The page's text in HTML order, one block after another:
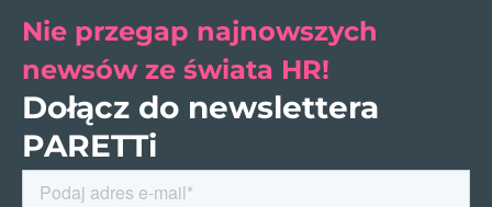
Nie przegap najnowszych
newsów ze świata HR!
Dołącz do newslettera
PARETTi